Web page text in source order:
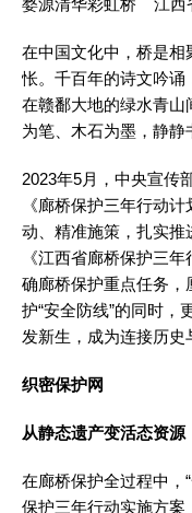
婺源清华彩虹桥 江西
在中国文化中，桥是相
怅。千百年的诗文吟诵
在赣鄱大地的绿水青山
为笔、木石为墨，静静
2023年5月，中央宣传
《廊桥保护三年行动
动、精准施策，扎实推
《江西省廊桥保护三
确廊桥保护重点任务，
护“安全防线”的同时，
发新生，成为连接历史
织密保护网
从静态遗产变活态资源
在廊桥保护全过程中，
保护三年行动实施方案